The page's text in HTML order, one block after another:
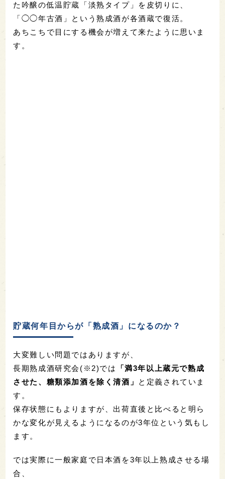
た吟醸の低温貯蔵「淡熟タイプ」を皮切りに、
「◯◯年古酒」という熟成酒が各酒蔵で復活。
あちこちで目にする機会が増えて来たように思いま
す。
貯蔵何年目からが「熟成酒」になるのか？
大変難しい問題ではありますが、
長期熟成酒研究会(※2)では
「満3年以上蔵元で熟成
させた、糖類添加酒を除く清酒」
と定義されていま
す。
保存状態にもよりますが、出荷直後と比べると明ら
かな変化が見えるようになるのが3年位という気もし
ます。
では実際に一般家庭で日本酒を3年以上熟成させる場
合、